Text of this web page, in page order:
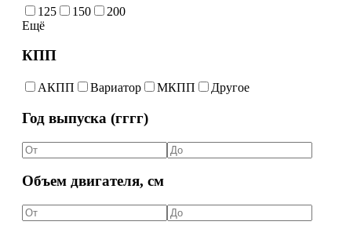
125 150
200
Ещё
КПП
АКПП Вариатор МКПП Другое
Год выпуска (гггг)
Объем двигателя, см